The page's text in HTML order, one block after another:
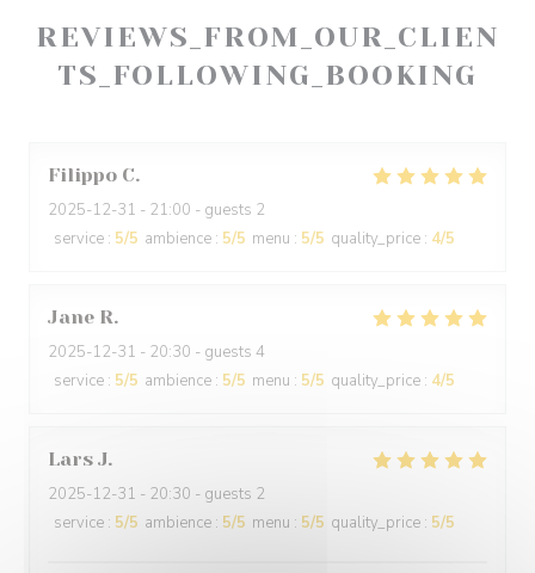
REVIEWS_FROM_OUR_CLIEN
TS_FOLLOWING_BOOKING
Filippo C
2025-12-31 - 21:00 - guests 2
service : 5/5 ambience : 5/5 menu : 5/5 quality_price : 4/5
Jane R
2025-12-31 - 20:30 - guests 4
service : 5/5 ambience : 5/5 menu : 5/5 quality_price : 4/5
Lars J
2025-12-31 - 20:30 - guests 2
service : 5/5 ambience : 5/5 menu : 5/5 quality_price : 5/5